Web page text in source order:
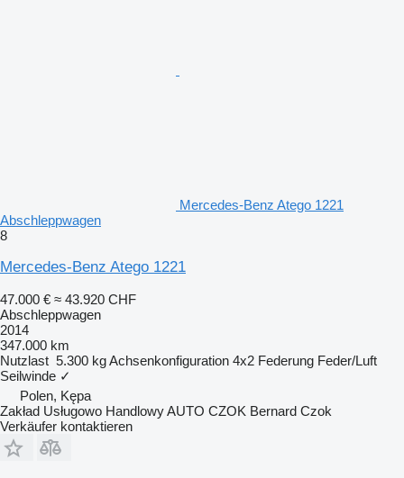
Mercedes-Benz Atego 1221
Abschleppwagen
8
Mercedes-Benz Atego 1221
47.000 € ≈ 43.920 CHF
Abschleppwagen
2014
347.000 km
Nutzlast 5.300 kgAchsenkonfiguration 4x2 Federung Feder/Luft
Seilwinde ✓
Polen, Kępa
Zakład Usługowo Handlowy AUTO CZOK Bernard Czok
Verkäufer kontaktieren